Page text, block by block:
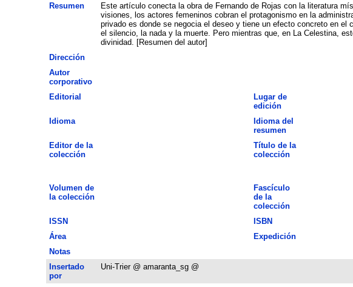
Resumen
Este artículo conecta la obra de Fernando de Rojas con la literatura
visiones, los actores femeninos cobran el protagonismo en la
privado es donde se negocia el deseo y tiene un efecto concreto en
el silencio, la nada y la muerte. Pero mientras que, en La Celestina,
divinidad. [Resumen del autor]
Dirección
Autor
corporativo
Editorial
Lugar de
edición
Idioma
Idioma del
resumen
Editor de la
colección
Título de la
colección
Volumen de
la colección
Fascículo
de la
colección
ISSN ISBN
Área
Expedición
Notas
Insertado
por
Uni-Trier @ amaranta_sg @